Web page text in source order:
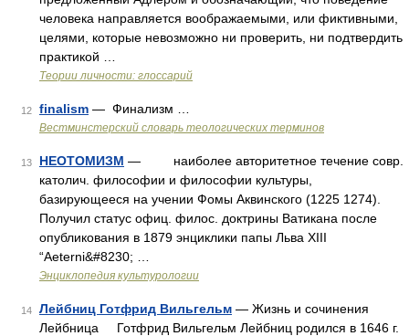
человека направляется воображаемыми, или фиктивными,
целями, которые невозможно ни проверить, ни подтвердить
практикой …
Теории личности: глоссарий
12 finalism — Финализм …
Вестминстерский словарь теологических терминов
13 НЕОТОМИЗМ — наиболее авторитетное течение совр.
католич. философии и философии культуры,
базирующееся на учении Фомы Аквинского (1225 1274).
Получил статус офиц. филос. доктрины Ватикана после
опубликования в 1879 энциклики папы Льва XIII
“Aeterni&#8230; …
Энциклопедия культурологии
14 Лейбниц Готфрид Вильгельм — Жизнь и сочинения
Лейбница Готфрид Вильгельм Лейбниц родился в 1646 г.